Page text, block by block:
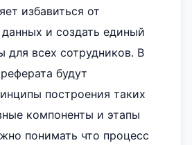
избавиться от
и создать единый
для всех сотрудников. В
будут
построения таких
компоненты и этапы
понимать что процесс